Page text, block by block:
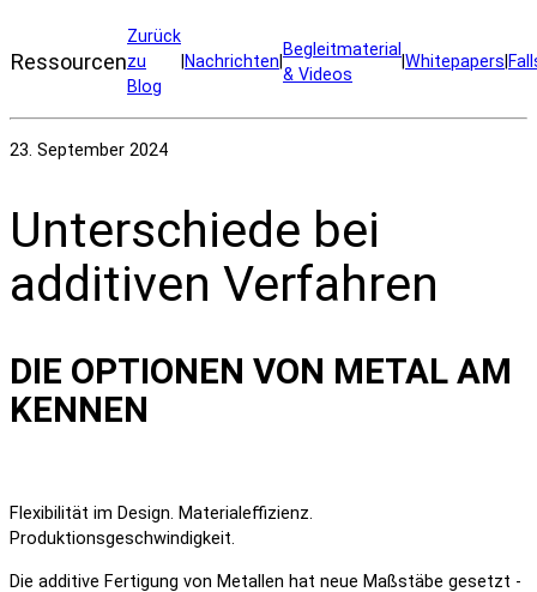
Ressourcen
Zurück
zu
Blog
Nachrichten
Begleitmaterial
& Videos
Whitepapers
23. September 2024
Unterschiede bei
additiven Verfahren
DIE OPTIONEN VON METAL AM
KENNEN
Flexibilität im Design. Materialeffizienz.
Produktionsgeschwindigkeit.
Die additive Fertigung von Metallen hat neue Maßstäbe gesetzt -